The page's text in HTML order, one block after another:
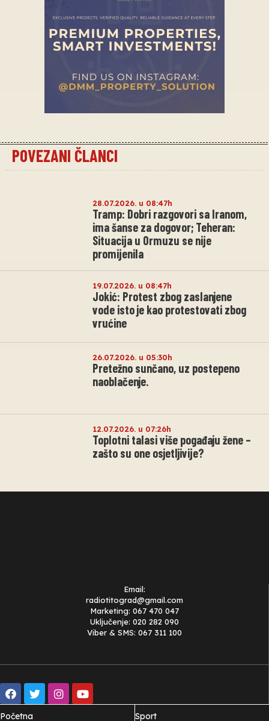
POVEZANI ČLANCI
28.07.2026. u 08:47h
Tramp: Dobri razgovori sa Iranom,
ima šanse za dogovor; Teheran:
Situacija u Ormuzu se nije
promijenila
19.07.2026. u 08:47h
Jokić: Protest zbog zaslanjene
vode isto je kao protestovati zbog
vrućine
26.07.2026. u 05:30h
Pretežno sunčano, uz postepeno
naoblačenje.
12.07.2026. u 07:26h
Toplotni talasi više pogađaju žene –
zašto su one osjetljivije?
Email:
radiotitograd@gmail.com
Marketing: 067 470 047
Uključenje: 020 282 090
Viber & SMS: 067 311 100
Početna Sport